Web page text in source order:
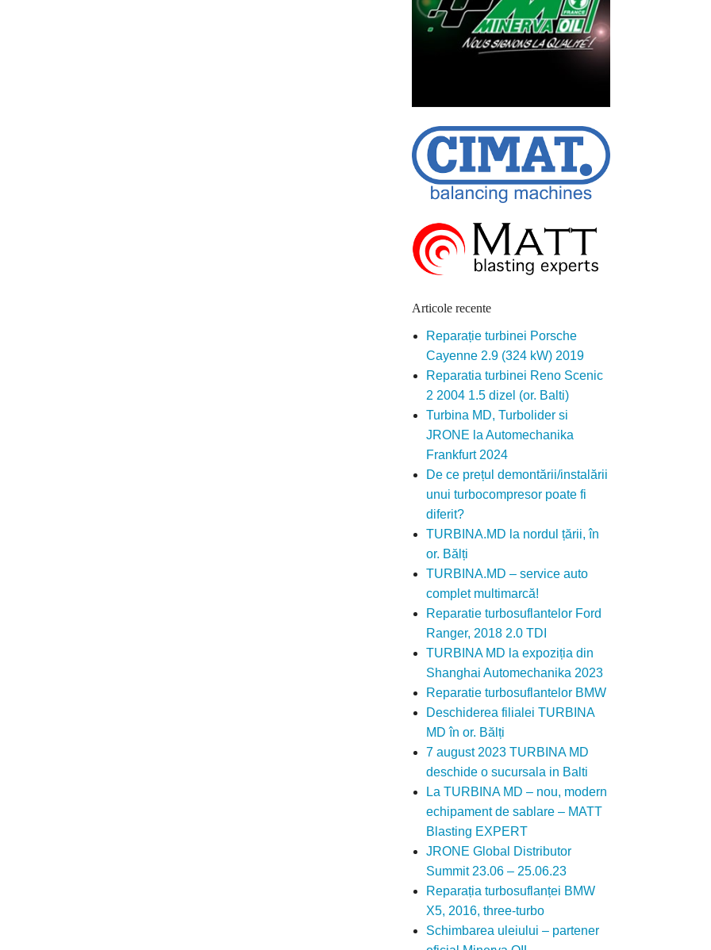
Articole recente
Reparație turbinei Porsche
Cayenne 2.9 (324 kW) 2019
Reparatia turbinei Reno Scenic
2 2004 1.5 dizel (or. Balti)
Turbina MD, Turbolider si
JRONE la Automechanika
Frankfurt 2024
De ce prețul demontării/instalării
unui turbocompresor poate fi
diferit?
TURBINA.MD la nordul țării, în
or. Bălți
TURBINA.MD – service auto
complet multimarcă!
Reparatie turbosuflantelor Ford
Ranger, 2018 2.0 TDI
TURBINA MD la expoziția din
Shanghai Automechanika 2023
Reparatie turbosuflantelor BMW
Deschiderea filialei TURBINA
MD în or. Bălți
7 august 2023 TURBINA MD
deschide o sucursala in Balti
La TURBINA MD – nou, modern
echipament de sablare – MATT
Blasting EXPERT
JRONE Global Distributor
Summit 23.06 – 25.06.23
Reparația turbosuflanței BMW
X5, 2016, three-turbo
Schimbarea uleiului – partener